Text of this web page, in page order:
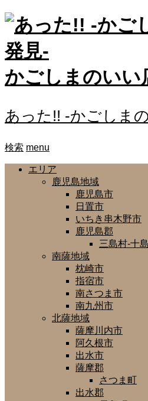
かごしまのいい
あった!! -かごしま
検索 menu
エリア
鹿児島地域
鹿児島市
日置市
いちき串木野市
鹿児島郡
三島村-十
南薩地域
枕崎市
指宿市
南さつま市
南九州市
北薩地域
薩摩川内市
阿久根市
出水市
薩摩郡
さつま町
出水郡